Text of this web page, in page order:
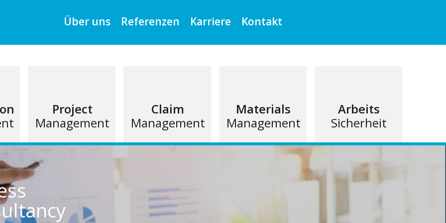
Über uns Referenzen Karriere Kontakt
Project
Management
Claim
Management
Materials
Management
Arbeits
Sicherheit